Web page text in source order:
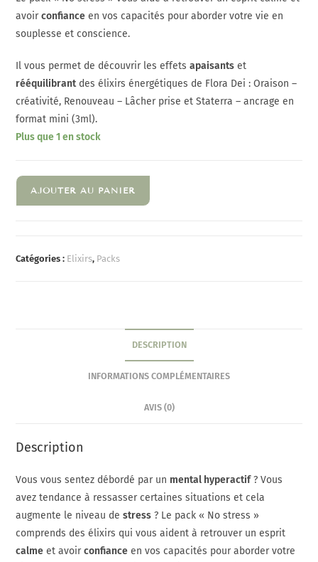
avoirconfiance en vos capacités pour aborder votre vie en
souplesse et conscience.
Il vous permet de découvrir les effetsapaisants et
rééquilibrantdes élixirs énergétiques de Flora Dei : Oraison –
créativité, Renouveau – Lâcher prise et Staterra – ancrage en
format mini (3ml).
Plus que 1 en stock
AJOUTER AU PANIER
Catégories : Elixirs, Packs
DESCRIPTION
INFORMATIONS COMPLÉMENTAIRES
AVIS (0)
Description
Vous vous sentez débordé par un mental hyperactif? Vous
avez tendance à ressasser certaines situations et cela
augmente le niveau destress ? Le pack « No stress »
comprends des élixirs qui vous aident à retrouver un esprit
calme et avoirconfiance en vos capacités pour aborder votre